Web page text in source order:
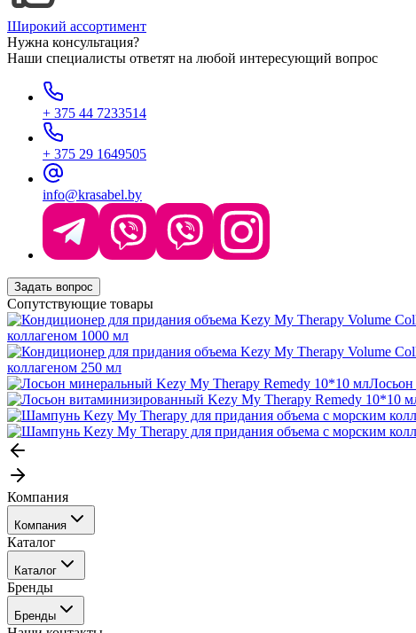
Широкий ассортимент
Нужна консультация?
Наши специалисты ответят на любой интересующий вопрос
+ 375 44 7233514
+ 375 29 1649505
info@krasabel.by
Задать вопрос
Сопутствующие товары
коллагеном 1000 мл
коллагеном 250 мл
Компания
Компания
События
Покупателю
Каталог
Каталог
Профессиональные средства для окрашивания волос
Сервисные средства
Бренды
Бренды